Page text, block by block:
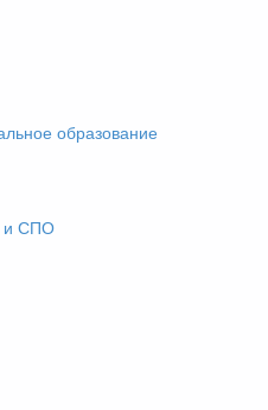
образование
и СПО